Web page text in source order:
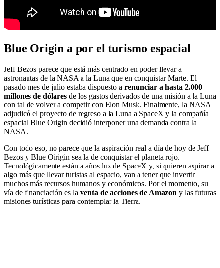
Blue Origin a por el turismo espacial
Jeff Bezos parece que está más centrado en poder llevar a
astronautas de la NASA a la Luna que en conquistar Marte. El
pasado mes de julio estaba dispuesto a renunciar a hasta 2.000
millones de dólares de los gastos derivados de una misión a la Luna
con tal de volver a competir con Elon Musk. Finalmente, la NASA
adjudicó el proyecto de regreso a la Luna a SpaceX y la compañía
espacial Blue Origin decidió interponer una demanda contra la
NASA.
Con todo eso, no parece que la aspiración real a día de hoy de Jeff
Bezos y Blue Oirigin sea la de conquistar el planeta rojo.
Tecnológicamente están a años luz de SpaceX y, si quieren aspirar a
algo más que llevar turistas al espacio, van a tener que invertir
muchos más recursos humanos y económicos. Por el momento, su
vía de financiación es la venta de acciones de Amazon y las futuras
misiones turísticas para contemplar la Tierra.